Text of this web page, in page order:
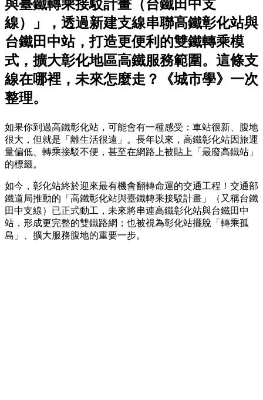
與臺鐵轉乘接駁計畫（台鐵田中支
線）」，透過新建支線串聯高鐵彰化站與
台鐵田中站，打造更便利的雙鐵轉乘模
式，擴大彰化地區高鐵服務範圍。這條支
線在哪裡，未來怎麼走？《城市學》一次
整理。
如果你到過高鐵彰化站，可能會有一種感受：車站很新、腹地
很大，但就是「離生活很遠」。長年以來，高鐵彰化站因旅運
量偏低、轉乘接駁不便，甚至在網路上被貼上「最廢高鐵站」
的標籤。
如今，彰化站終於迎來最有機會翻轉命運的交通工程！交通部
鐵道局推動的「高鐵彰化站與臺鐵轉乘接駁計畫」（又稱台鐵
田中支線）已正式動工，未來將串連高鐵彰化站與台鐵田中
站，形成更完整的雙鐵路網；也被視為彰化站擺脫「轉乘孤
島」、擴大服務腹地的重要一步。